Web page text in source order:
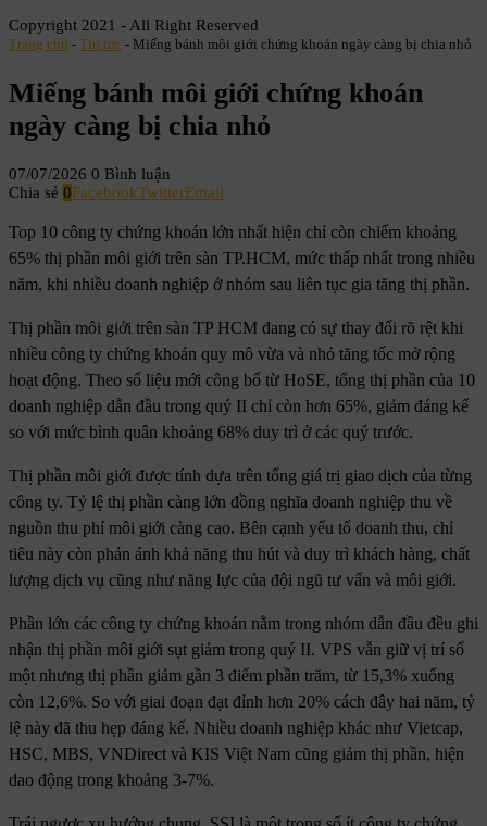
Copyright 2021 - All Right Reserved
Trang chủ - Tin tức - Miếng bánh môi giới chứng khoán ngày càng bị chia nhỏ
Miếng bánh môi giới chứng khoán
ngày càng bị chia nhỏ
07/07/2026 0 Bình luận
Chia sẻ 0FacebookTwitterEmail
Top 10 công ty chứng khoán lớn nhất hiện chỉ còn chiếm khoảng
65% thị phần môi giới trên sàn TP.HCM, mức thấp nhất trong nhiều
năm, khi nhiều doanh nghiệp ở nhóm sau liên tục gia tăng thị phần.
Thị phần môi giới trên sàn TP HCM đang có sự thay đổi rõ rệt khi
nhiều công ty chứng khoán quy mô vừa và nhỏ tăng tốc mở rộng
hoạt động. Theo số liệu mới công bố từ HoSE, tổng thị phần của 10
doanh nghiệp dẫn đầu trong quý II chỉ còn hơn 65%, giảm đáng kể
so với mức bình quân khoảng 68% duy trì ở các quý trước.
Thị phần môi giới được tính dựa trên tổng giá trị giao dịch của từng
công ty. Tỷ lệ thị phần càng lớn đồng nghĩa doanh nghiệp thu về
nguồn thu phí môi giới càng cao. Bên cạnh yếu tố doanh thu, chỉ
tiêu này còn phản ánh khả năng thu hút và duy trì khách hàng, chất
lượng dịch vụ cũng như năng lực của đội ngũ tư vấn và môi giới.
Phần lớn các công ty chứng khoán nằm trong nhóm dẫn đầu đều ghi
nhận thị phần môi giới sụt giảm trong quý II. VPS vẫn giữ vị trí số
một nhưng thị phần giảm gần 3 điểm phần trăm, từ 15,3% xuống
còn 12,6%. So với giai đoạn đạt đỉnh hơn 20% cách đây hai năm, tỷ
lệ này đã thu hẹp đáng kể. Nhiều doanh nghiệp khác như Vietcap,
HSC, MBS, VNDirect và KIS Việt Nam cũng giảm thị phần, hiện
dao động trong khoảng 3-7%.